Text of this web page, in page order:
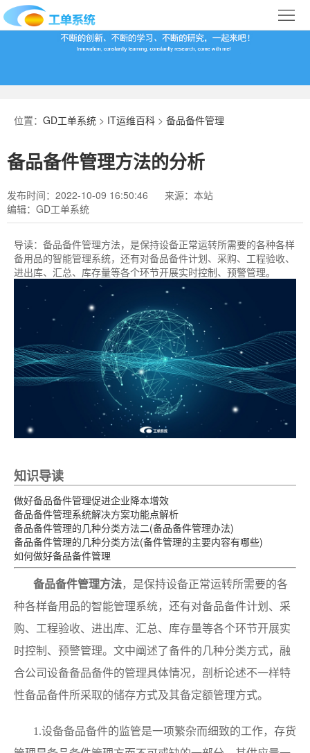
首
百
科
下
载
于
我
行
业
位置： GD工单系统 > IT运维百科 > 备品备件管理
备品备件管理方法的分析
发布时间：2022-10-09 16:50:46
来源：本站
编辑：GD工单系统
导读： 备品备件管理方法，是保持设备正常运转所需要的各种各样
备用品的智能管理系统，还有对备品备件计划、采购、工程验收、
进出库、汇总、库存量等各个环节开展实时控制、预警管理。
知识导读
做好备品备件管理促进企业降本增效
备品备件管理系统解决方案功能点解析
备品备件管理的几种分类方法二(备品备件管理办法)
备品备件管理的几种分类方法(备件管理的主要内容有哪些)
如何做好备品备件管理
备品备件管理方法，是保持设备正常运转所需要的各
种各样备用品的智能管理系统，还有对备品备件计划、采
购、工程验收、进出库、汇总、库存量等各个环节开展实
时控制、预警管理。文中阐述了备件的几种分类方式，融
合公司设备备品备件的管理具体情况，剖析论述不一样特
性备品备件所采取的储存方式及其备定额管理方式。
1.设备备品备件的监管是一项繁杂而细致的工作，存货